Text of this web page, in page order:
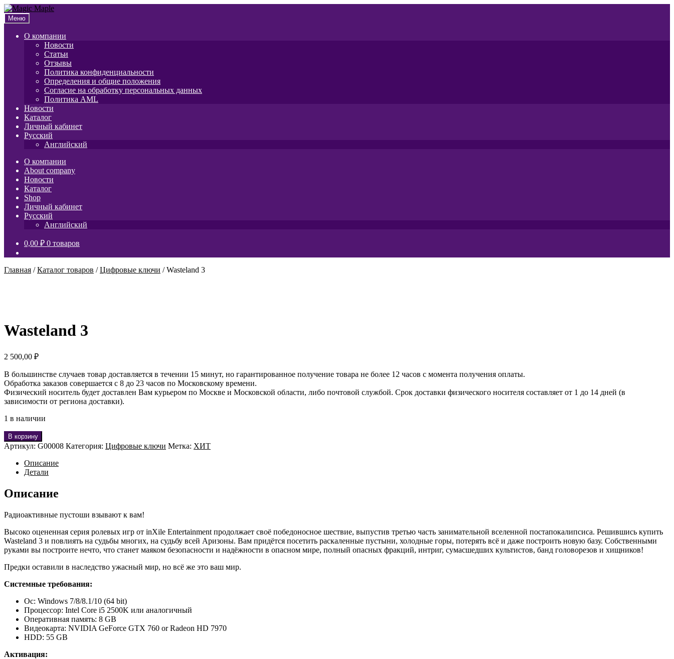
Перейти
к
навигации
Перейти
к
содержимому
Меню
О компании
Новости
Статьи
Отзывы
Политика конфиденциальности
Определения и общие положения
Согласие на обработку персональных данных
Политика AML
Новости
Каталог
Личный кабинет
Русский
Английский
О компании
About company
Новости
Каталог
Shop
Личный кабинет
Русский
Английский
0,00 ₽ 0 товаров
Главная /Каталог товаров /Цифровые ключи /Wasteland 3
Wasteland 3
2 500,00 ₽
В большинстве случаев товар доставляется в течении 15 минут, но гарантированное получение товара не более 12 часов с момента получения оплаты.
Обработка заказов совершается с 8 до 23 часов по Московскому времени.
Физический носитель будет доставлен Вам курьером по Москве и Московской области, либо почтовой службой. Срок доставки физического носителя составляет от 1 до 14 дней (в
зависимости от региона доставки).
1 в наличии
В корзину
Артикул: G00008 Категория: Цифровые ключи Метка: ХИТ
Описание
Детали
Описание
Радиоактивные пустоши взывают к вам!
Высоко оцененная серия ролевых игр от inXile Entertainment продолжает своё победоносное шествие, выпустив третью часть занимательной вселенной постапокалипсиса. Решившись купить
Wasteland 3 и повлиять на судьбы многих, на судьбу всей Аризоны. Вам придётся посетить раскаленные пустыни, холодные горы, потерять всё и даже построить новую базу. Собственными
руками вы построите нечто, что станет маяком безопасности и надёжности в опасном мире, полный опасных фракций, интриг, сумасшедших культистов, банд головорезов и хищников!
Предки оставили в наследство ужасный мир, но всё же это ваш мир.
Системные требования:
Ос: Windows 7/8/8.1/10 (64 bit)
Процессор: Intel Core i5 2500K или аналогичный
Оперативная память: 8 GB
Видеокарта: NVIDIA GeForce GTX 760 or Radeon HD 7970
HDD: 55 GB
Активация: